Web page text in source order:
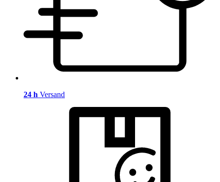
24 h Versand